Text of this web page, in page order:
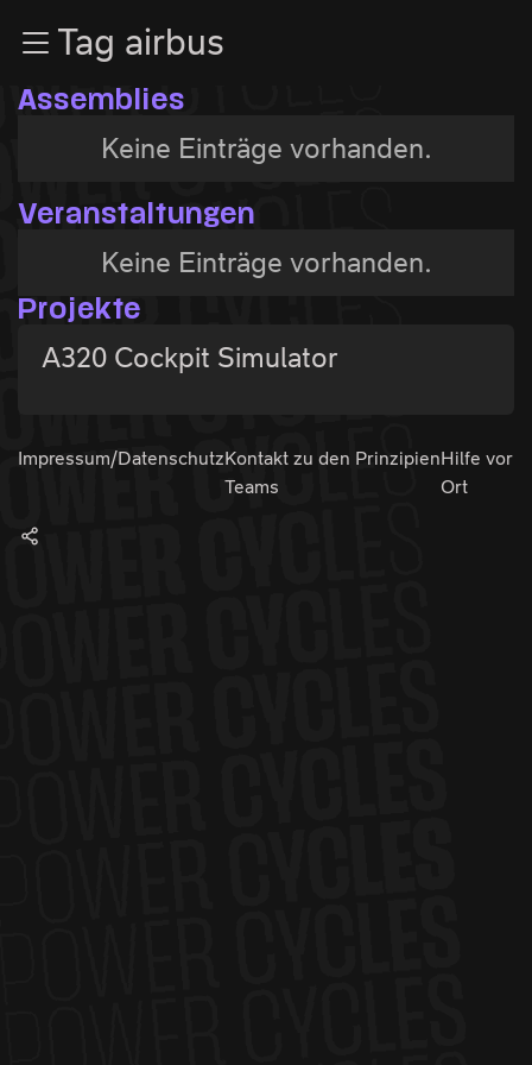
Zum InhaltTag airbus
Assemblies
Keine Einträge vorhanden.
Veranstaltungen
Keine Einträge vorhanden.
Projekte
A320 Cockpit Simulator
Impressum/DatenschutzKontakt zu den
Teams
PrinzipienHilfe vor
Ort